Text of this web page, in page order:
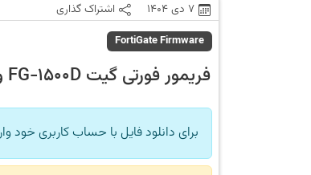
7 دی 1404 اشتراک گذاری
FortiGate Firmware
فریمور فورتی گیت FG-1500D ورژن 5.4.1
برای دانلود فایل با حساب کاربری خود